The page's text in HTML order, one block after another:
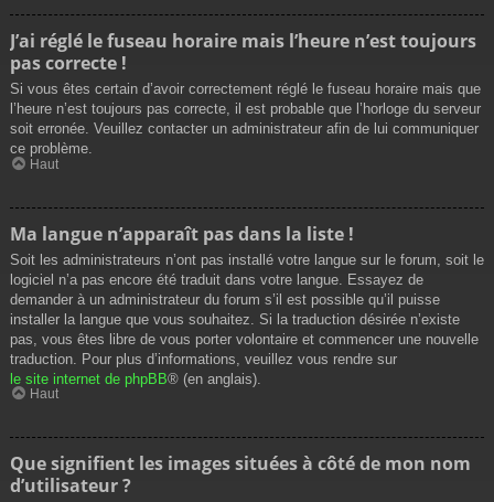
J’ai réglé le fuseau horaire mais l’heure n’est toujours
pas correcte !
Si vous êtes certain d’avoir correctement réglé le fuseau horaire mais que
l’heure n’est toujours pas correcte, il est probable que l’horloge du serveur
soit erronée. Veuillez contacter un administrateur afin de lui communiquer
ce problème.
Haut
Ma langue n’apparaît pas dans la liste !
Soit les administrateurs n’ont pas installé votre langue sur le forum, soit le
logiciel n’a pas encore été traduit dans votre langue. Essayez de
demander à un administrateur du forum s’il est possible qu’il puisse
installer la langue que vous souhaitez. Si la traduction désirée n’existe
pas, vous êtes libre de vous porter volontaire et commencer une nouvelle
traduction. Pour plus d’informations, veuillez vous rendre sur
le site internet de phpBB® (en anglais).
Haut
Que signifient les images situées à côté de mon nom
d’utilisateur ?